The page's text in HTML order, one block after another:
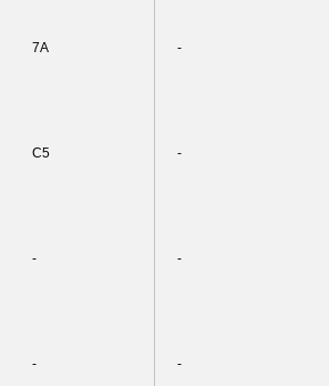
7A -
C5 -
- -
- -